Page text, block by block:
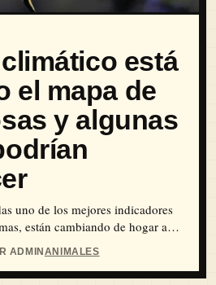
está
el mapa de
y algunas
uno de los mejores indicadores
están cambiando de hogar a
ADMINANIMALES